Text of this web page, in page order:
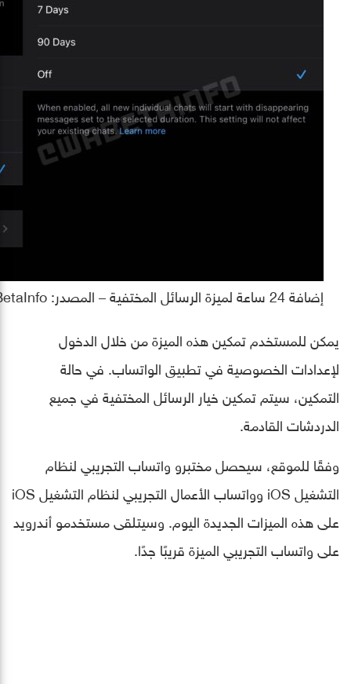
إضافة 24 ساعة لميزة الرسائل المختفية – المصدر: WABetaInfo
يمكن للمستخدم تمكين هذه الميزة من خلال الدخول
لإعدادات الخصوصية في تطبيق الواتساب. في حالة
التمكين، سيتم تمكين خيار الرسائل المختفية في جميع
الدردشات القادمة.
وفقًا للموقع، سيحصل مختبرو واتساب التجريبي لنظام
التشغيل iOS وواتساب الأعمال التجريبي لنظام التشغيل iOS
على هذه الميزات الجديدة اليوم. وسيتلقى مستخدمو أندرويد
على واتساب التجريبي الميزة قريبًا جدًا.